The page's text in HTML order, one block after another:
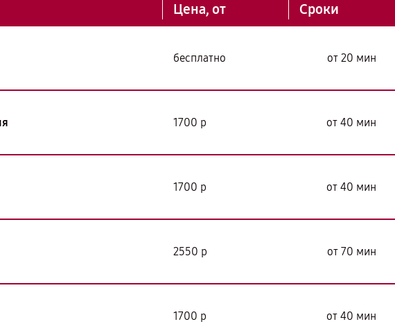
Цена, от Сроки
бесплатно от 20 мин
1700 р от 40 мин
1700 р от 40 мин
2550 р от 70 мин
1700 р от 40 мин